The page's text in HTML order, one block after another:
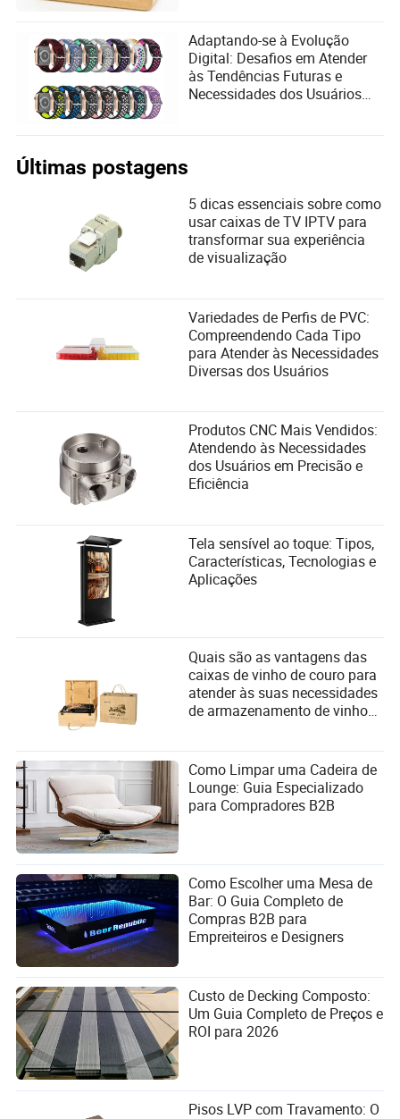
Adaptando-se à Evolução
Digital: Desafios em Atender
às Tendências Futuras e
Necessidades dos Usuários
Últimas postagens
5 dicas essenciais sobre como
usar caixas de TV IPTV para
transformar sua experiência
de visualização
Variedades de Perfis de PVC:
Compreendendo Cada Tipo
para Atender às Necessidades
Diversas dos Usuários
Produtos CNC Mais Vendidos:
Atendendo às Necessidades
dos Usuários em Precisão e
Eficiência
Tela sensível ao toque: Tipos,
Características, Tecnologias e
Aplicações
Quais são as vantagens das
caixas de vinho de couro para
atender às suas necessidades
de armazenamento de vinhos
Como Limpar uma Cadeira de
Lounge: Guia Especializado
para Compradores B2B
Como Escolher uma Mesa de
Bar: O Guia Completo de
Compras B2B para
Empreiteiros e Designers
Custo de Decking Composto:
Um Guia Completo de Preços e
ROI para 2026
Pisos LVP com Travamento: O